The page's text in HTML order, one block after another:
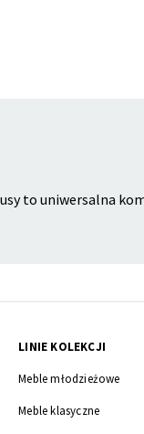
to uniwersalna
LINIE KOLEKCJI
Meble młodzieżowe
Meble klasyczne